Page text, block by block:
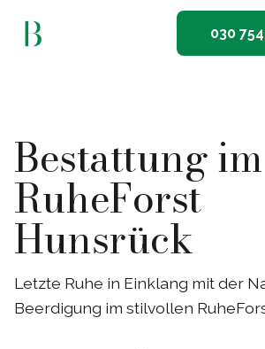
030
Bestattung im
RuheForst
Hunsrück
Letzte Ruhe in Einklang mit der
Beerdigung im stilvollen